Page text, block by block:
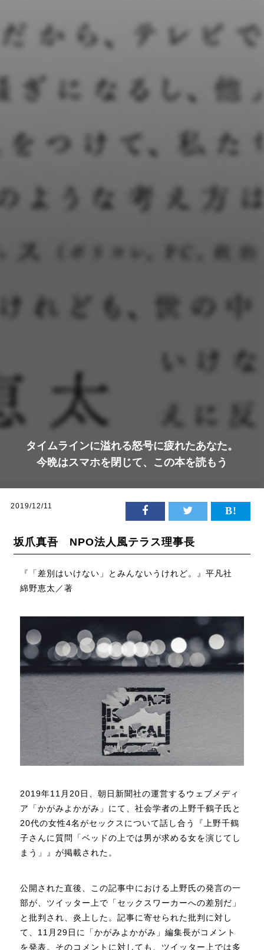
タイムラインに溢れる怒号に疲れたあなた。
今晩はスマホを閉じて、この本を読もう
2019/12/11
坂爪真吾 NPO法人風テラス理事長
『「差別はいけない」とみんないうけれど。』平凡社
綿野恵太／著
2019年11月20日、朝日新聞社の運営するウェブメディ
ア「かがみよかがみ」にて、社会学者の上野千鶴子氏と
20代の女性4名がセックスについて話し合う『上野千鶴
子さんに質問「ベッドの上では男が求める女を演じてし
まう」』が掲載された。
公開された直後、この記事中における上野氏の発言の一
部が、ツイッター上で「セックスワーカーへの差別だ」
と批判され、炎上した。記事に寄せられた批判に対し
て、11月29日に「かがみよかがみ」編集長がコメント
を発表。そのコメントに対しても、ツイッター上では多